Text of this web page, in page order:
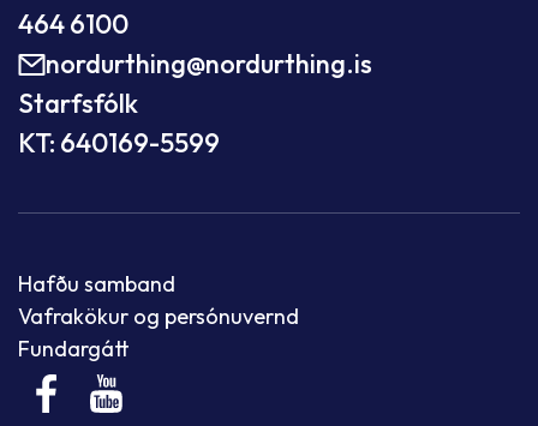
464 6100
nordurthing@nordurthing.is
Starfsfólk
KT: 640169-5599
Hafðu samband
Vafrakökur og persónuvernd
Fundargátt